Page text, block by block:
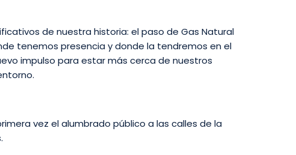
de nuestra historia: el paso de Gas Natural
tenemos presencia y donde la tendremos en el
impulso para estar más cerca de nuestros
vez el alumbrado público a las calles de la